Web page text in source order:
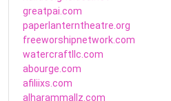
greatpai.com
paperlanterntheatre.org
freeworshipnetwork.com
watercraftllc.com
abourge.com
afiliixs.com
alharammallz.com